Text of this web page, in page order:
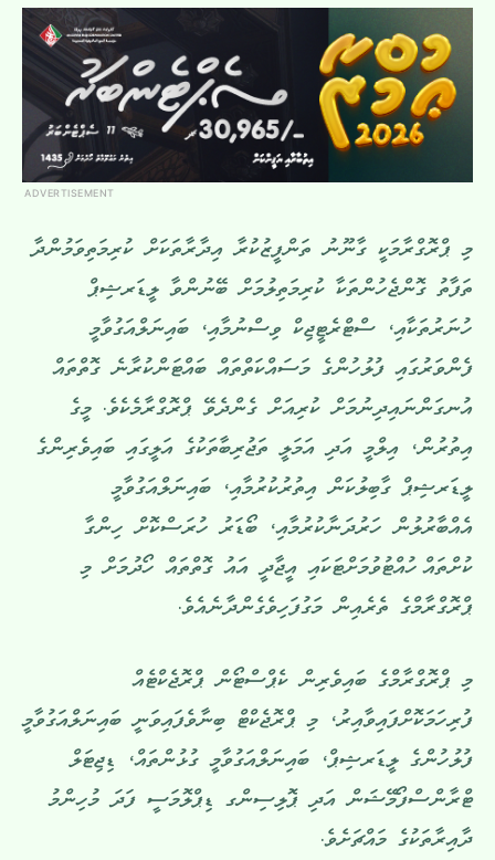
ADVERTISEMENT
މި ޕްރޮގްރާމަކީ ގާނޫނު ތަންފީޒުކުރާ އިދާރާތަކަށް ކުރިމަތިވަމުންދާ
ތަފާތު ގޮންޖެހުންތަކާ ކުރިމަތިލުމަށް ބޭނުންވާ ލީޑަރޝިޕް
ހުނަރުތަކާއި، ސްޓްރެޓީޖިކް ވިސްނުމާއި، ބައިނަލްއަގުވާމީ
ފެންވަރުގައި ފުލުހުންގެ މަސައްކަތްތައް ބައްޓަންކުރާނެ ގޮތްތައް
އުނގަންނައިދިނުމަށް ކުރިއަށް ގެންދެވޭ ޕްރޮގްރާމެކެވެ. މީގެ
އިތުރުން، އިލްމީ އަދި އަމަލީ ތަޖުރިބާތަކުގެ އަލީގައި ބައިވެރިންގެ
ލީޑަރޝިޕް ގާބިލުކަން އިތުރުކުރުމާއި، ބައިނަލްއަގުވާމީ
އެއްބާރުލުން ހަރުދަނާކުރުމާއި، ބޯޑަރު ހުރަސްކޮށް ހިންގާ
ކުށްތައް ހުއްޓުވުމަށްޓަކައި އީޖާދީ އައު ގޮތްތައް ހޯދުމަށް މި
ޕްރޮގްރާމްގެ ތެރެއިން މަގުފަހިވެގެންދާނެއެވެ.
މި ޕްރޮގްރާމްގެ ބައިވެރިން ކެޕްސްޓޯން ޕްރޮޖެކްޓެއް
ފުރިހަމަކޮށްފައިވާއިރު، މި ޕްރޮޖެކްޓް ބިނާވެފައިވަނީ ބައިނަލްއަގުވާމީ
ފުލުހުންގެ ލީޑަރޝިޕް، ބައިނަލްއަގުވާމީ ގުޅުންތައް، ޑިޖިޓަލް
ޓްރާންސްފޯމޭޝަން އަދި ޕޮލިސިންގ ޑިޕްލޮމަސީ ފަދަ މުހިންމު
ދާއިރާތަކުގެ މައްޗަށެވެ.